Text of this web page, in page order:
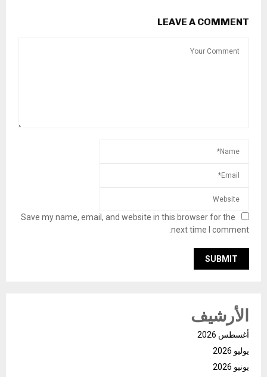
LEAVE A COMMENT
Save my name, email, and website in this browser for the
next time I comment.
الأرشيف
أغسطس 2026
يوليو 2026
يونيو 2026